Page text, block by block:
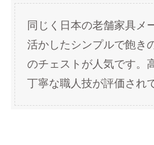
同じく日本の老舗家具メ
活かしたシンプルで飽き
のチェストが人気です。
丁寧な職人技が評価され